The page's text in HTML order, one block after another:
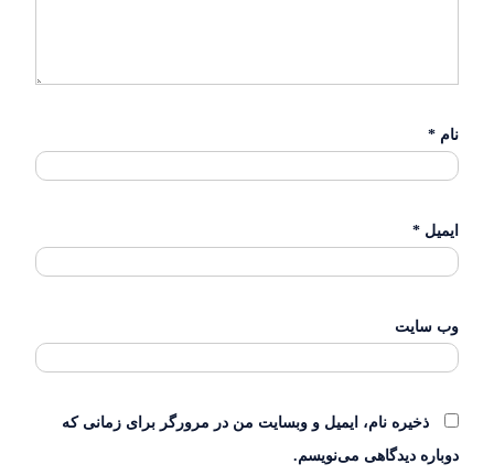
نام *
ایمیل *
وب‌ سایت
ذخیره نام، ایمیل و وبسایت من در مرورگر برای زمانی که
دوباره دیدگاهی می‌نویسم.